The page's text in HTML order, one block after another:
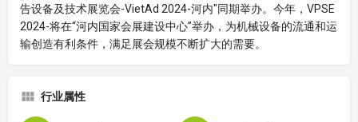
告设备及技术展览会-VietAd 2024-河内"同期举办。今年，VPSE
2024-将在“河内国家会展建设中心”举办，为机械设备的流通和运
输创造有利条件，满足展会规模不断扩大的需要。
行业属性